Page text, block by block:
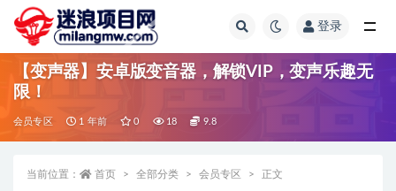
登录
【变声器】安卓版变音器，解锁VIP，变声乐趣无
限！
会员专区 1 年前 0 18 9.8
当前位置： 首页 全部分类 会员专区 正文
全部